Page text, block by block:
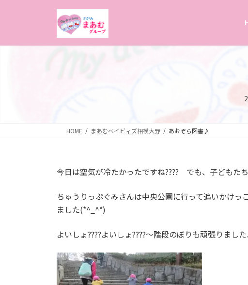
HOME まあむベイビィズ相模大野 あおぞら図書♪
今日は空気が冷たかったですね???? でも、子どもた
ちゅうりっぷぐみさんは中央公園に行って追いかけ
ました(*^_^*)
よいしょ????よいしょ????～階段のぼりも頑張りまし